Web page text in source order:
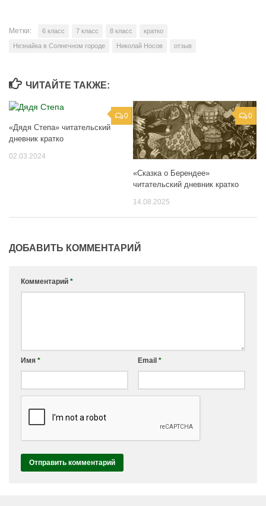
Метки: 6 класс 7 класс 8 класс кратко
Незнайка в Солнечном городе Николай Носов отзыв
ЧИТАЙТЕ ТАКЖЕ:
0
«Дядя Степа» читательский
дневник кратко
02.03.2024
0
«Сказка о Берендее»
читательский дневник кратко
14.08.2025
ДОБАВИТЬ КОММЕНТАРИЙ
Комментарий *
Имя * Email *